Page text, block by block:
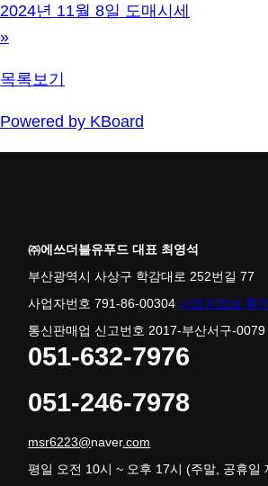
2024년 11월 8일 도매시세
»
목록보기
Powered by KBoard
㈜에쓰더블유푸드 대표 최영석
부산광역시 사상구 학감대로 252번길 77
사업자번호 791-86-00304사업자정보 확인
통신판매업 신고번호 2017-부산서구-0079
051-632-7976
051-246-7978
msr6223@naver.com
평일 오전 10시 ~ 오후 17시 (주말, 공휴일